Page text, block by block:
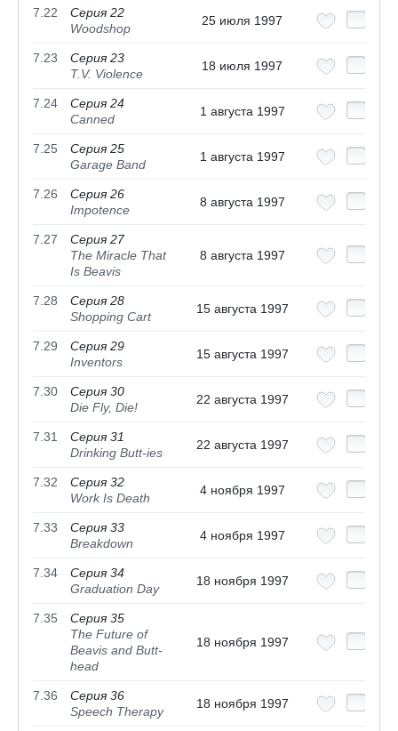
7.22
Серия 22
Woodshop
25 июля 1997
7.23
Серия 23
T.V. Violence
18 июля 1997
7.24
Серия 24
Canned
1 августа 1997
7.25
Серия 25
Garage Band
1 августа 1997
7.26
Серия 26
Impotence
8 августа 1997
7.27
Серия 27
The Miracle That
Is Beavis
8 августа 1997
7.28
Серия 28
Shopping Cart
15 августа 1997
7.29
Серия 29
Inventors
15 августа 1997
7.30
Серия 30
Die Fly, Die!
22 августа 1997
7.31
Серия 31
Drinking Butt-ies
22 августа 1997
7.32
Серия 32
Work Is Death
4 ноября 1997
7.33
Серия 33
Breakdown
4 ноября 1997
7.34
Серия 34
Graduation Day
18 ноября 1997
7.35
Серия 35
The Future of
Beavis and Butt-
head
18 ноября 1997
7.36
Серия 36
Speech Therapy
18 ноября 1997